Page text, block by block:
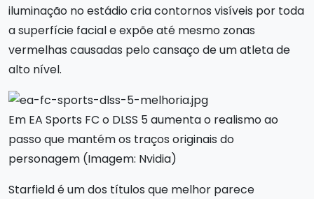
iluminação no estádio cria contornos visíveis por toda
a superfície facial e expõe até mesmo zonas
vermelhas causadas pelo cansaço de um atleta de
alto nível.
Em EA Sports FC o DLSS 5 aumenta o realismo ao
passo que mantém os traços originais do
personagem (Imagem: Nvidia)
Starfield é um dos títulos que melhor parece